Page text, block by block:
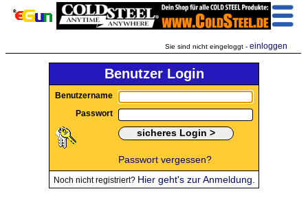
Sie sind nicht eingeloggt - einloggen
Benutzer Login
Benutzername
Passwort
Passwort vergessen?
Noch nicht registriert? Hier geht's zur Anmeldung.